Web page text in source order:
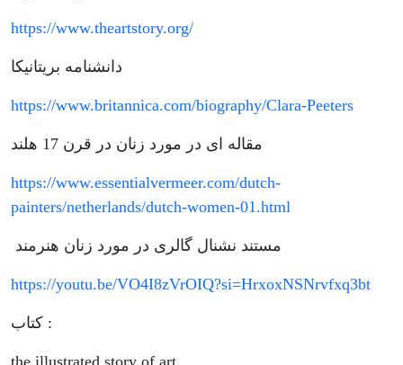
https://www.theartstory.org/
دانشنامه بریتانیکا
https://www.britannica.com/biography/Clara-Peeters
مقاله ای در مورد زنان در قرن 17 هلند
https://www.essentialvermeer.com/dutch-
painters/netherlands/dutch-women-01.html
مستند نشنال گالری در مورد زنان هنرمند
https://youtu.be/VO4I8zVrOIQ?si=HrxoxNSNrvfxq3bt
کتاب :